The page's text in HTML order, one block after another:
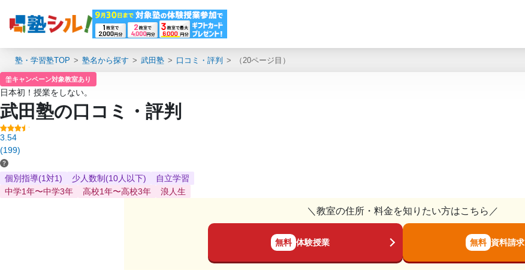
塾・学習塾TOP 塾名から探す 武田塾 口コミ・評判 （20ページ目）
キャンペーン対象教室あり
日本初！授業をしない。
武田塾の口コミ・評判
3.54
(199)
個別指導(1対1) 少人数制(10人以下)
自立学習
中学1年〜中学3年
高校1年〜高校3年 浪人生
＼教室の住所・料金を知りたい方はこちら／
無料 体験授業 無料 資料請求